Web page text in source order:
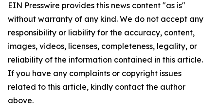
EIN Presswire provides this news content "as is"
without warranty of any kind. We do not accept any
responsibility or liability for the accuracy, content,
images, videos, licenses, completeness, legality, or
reliability of the information contained in this article.
If you have any complaints or copyright issues
related to this article, kindly contact the author
above.